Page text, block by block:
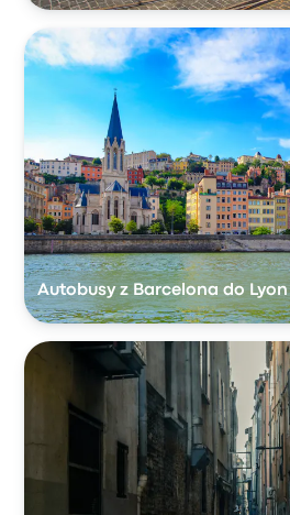
Autobusy z Barcelona do Lyon